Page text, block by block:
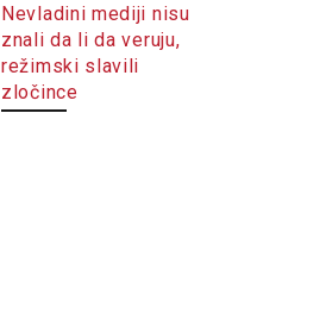
Nevladini mediji nisu
znali da li da veruju,
režimski slavili
zločince